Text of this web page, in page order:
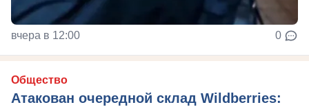
вчера в 12:00 0
Общество
Атакован очередной склад Wildberries: